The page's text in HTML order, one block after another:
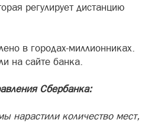
регулирует дистанцию
в городах-миллионниках.
на сайте банка.
Сбербанка:
нарастили количество мест,